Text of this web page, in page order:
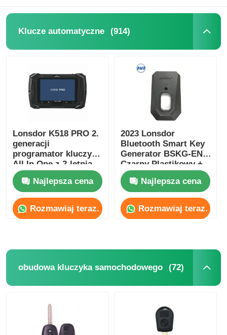
Klucze automatyczne (914)
Lonsdor K518 PRO 2.
generacji
programator kluczy
All In One z 2-letnią
darmową aktualizacją
i pełną wersją
akcesoriów
Najlepsza cena
Rozmawiaj teraz.
2023 Lonsdor
Bluetooth Smart Key
Generator BSKG-EN -
Czarny Plastikowy +
Metalowy Oryginalny
Rozmiar Smart Key
PCB
Najlepsza cena
Rozmawiaj teraz.
obudowa kluczyka samochodowego (72)